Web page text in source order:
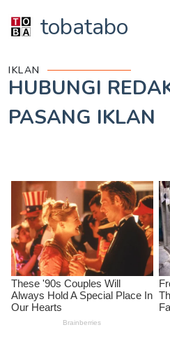
tobatabo
IKLAN
HUBUNGI
PASANG IKLAN